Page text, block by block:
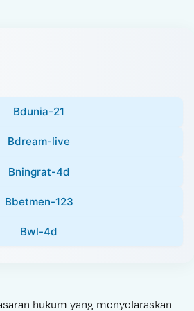
Bdunia-21
Bdream-live
Bningrat-4d
Bbetmen-123
Bwl-4d
hukum yang menyelaraskan